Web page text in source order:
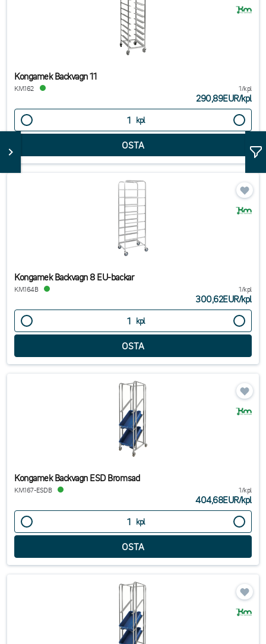
Kongamek Backvagn 11
KM162 1/kpl
290,89EUR/kpl
kpl
Kongamek Backvagn 8 EU-backar
KM164B 1/kpl
300,62EUR/kpl
kpl
Kongamek Backvagn ESD Bromsad
KM167-ESDB 1/kpl
404,68EUR/kpl
kpl